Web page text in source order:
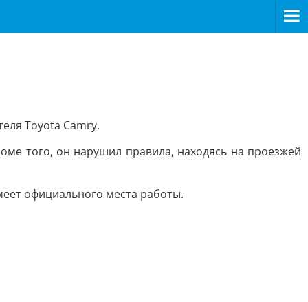
Toyota Camry.
того, он нарушил правила, находясь на проезжей
официального места работы.